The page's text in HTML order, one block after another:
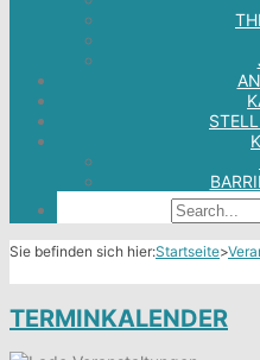
Sie befinden sich hier:Startseite>
TERMINKALENDER